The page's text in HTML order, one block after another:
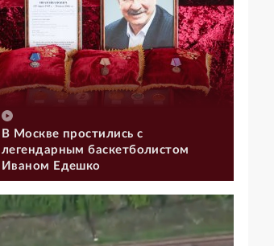
В Москве простились с
легендарным баскетболистом
Иваном Едешко